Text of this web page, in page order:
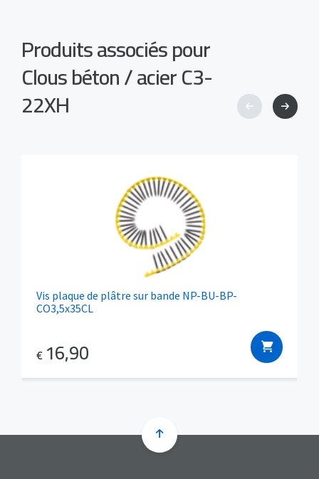
Produits associés pour
Clous béton / acier C3-
22XH
Vis plaque de plâtre sur bande NP-BU-BP-
CO3,5x35CL
€ 16,90